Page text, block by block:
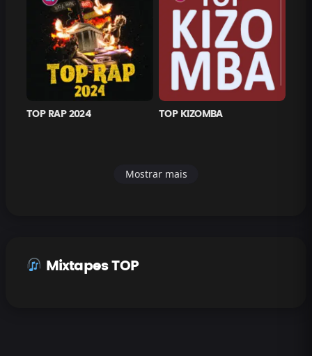
TOP RAP 2024 TOP KIZOMBA
Mostrar mais
Mixtapes TOP